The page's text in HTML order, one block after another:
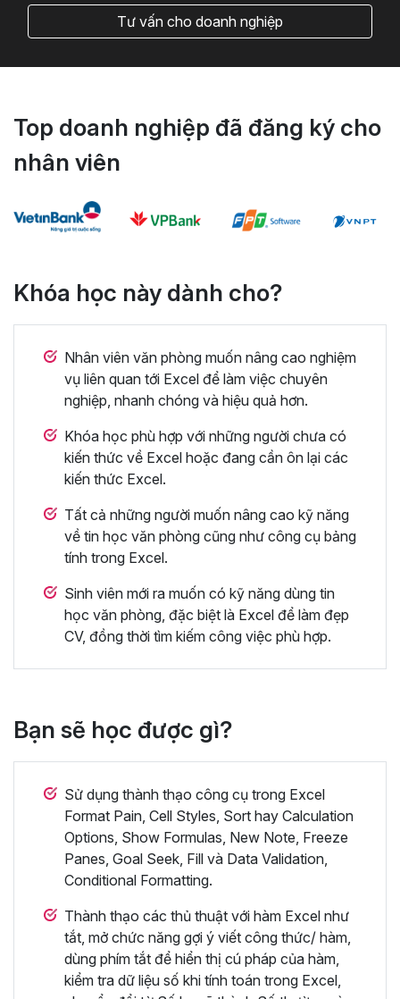
Tư vấn cho doanh nghiệp
Top doanh nghiệp đã đăng ký cho
nhân viên
Khóa học này dành cho?
Nhân viên văn phòng muốn nâng cao nghiệm
vụ liên quan tới Excel để làm việc chuyên
nghiệp, nhanh chóng và hiệu quả hơn.
Khóa học phù hợp với những người chưa có
kiến thức về Excel hoặc đang cần ôn lại các
kiến thức Excel.
Tất cả những người muốn nâng cao kỹ năng
về tin học văn phòng cũng như công cụ bảng
tính trong Excel.
Sinh viên mới ra muốn có kỹ năng dùng tin
học văn phòng, đặc biệt là Excel để làm đẹp
CV, đồng thời tìm kiếm công việc phù hợp.
Bạn sẽ học được gì?
Sử dụng thành thạo công cụ trong Excel
Format Pain, Cell Styles, Sort hay Calculation
Options, Show Formulas, New Note, Freeze
Panes, Goal Seek, Fill và Data Validation,
Conditional Formatting.
Thành thạo các thủ thuật với hàm Excel như
tắt, mở chức năng gợi ý viết công thức/ hàm,
dùng phím tắt để hiển thị cú pháp của hàm,
kiểm tra dữ liệu số khi tính toán trong Excel,